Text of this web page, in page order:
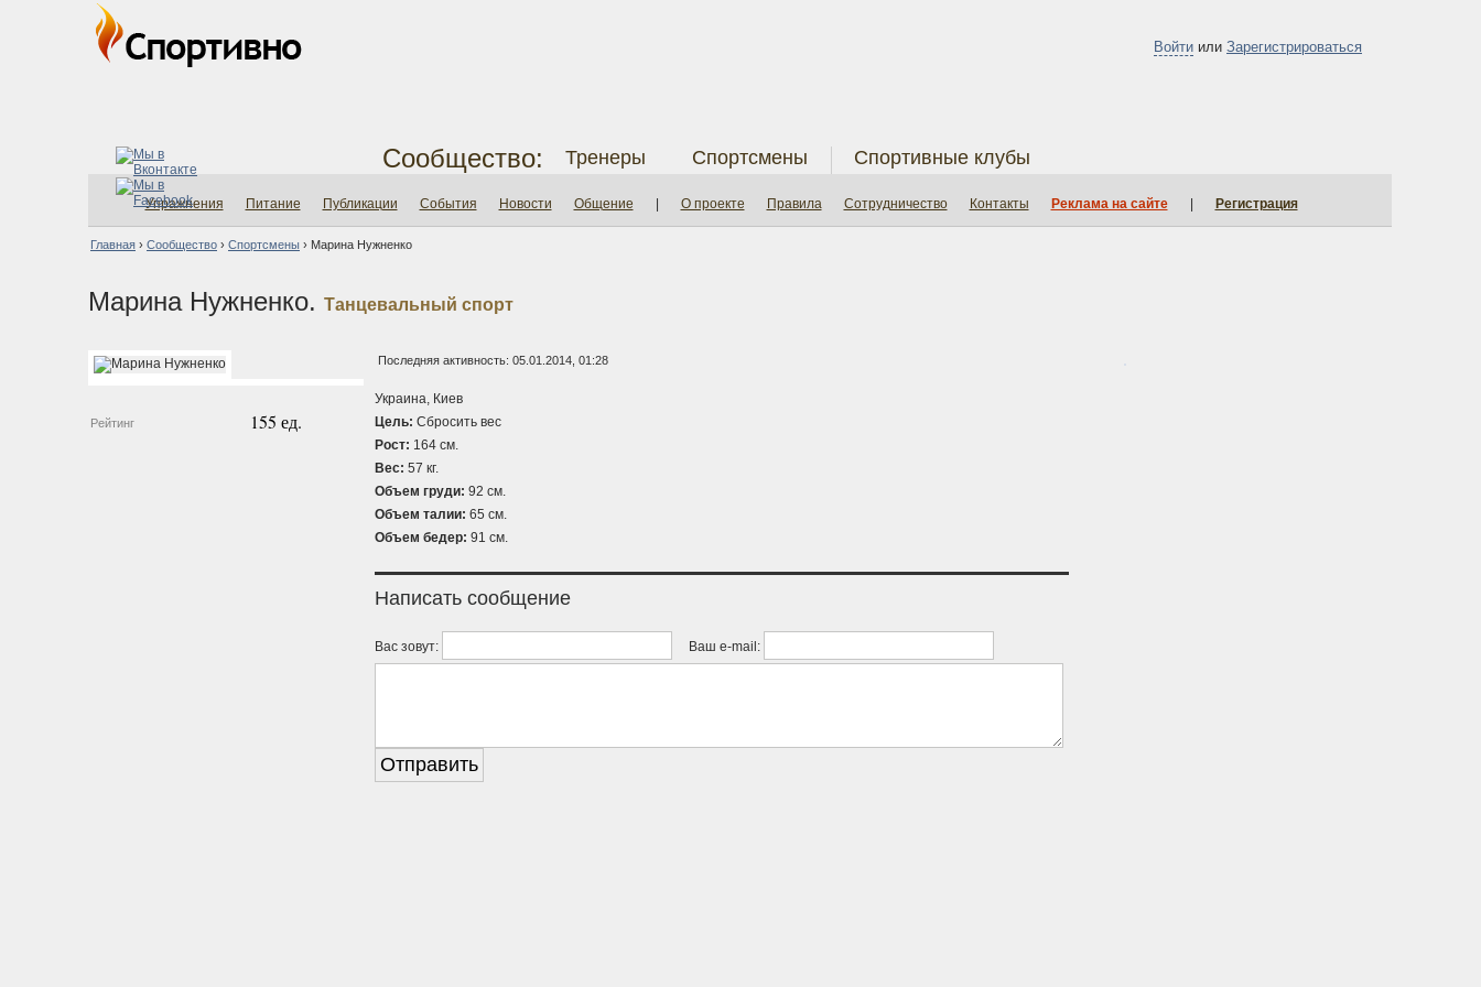
Войти или Зарегистрироваться
Сообщество: Тренеры Спортсмены Спортивные клубы
Упражнения Питание Публикации События Новости Общение О проекте Правила Сотрудничество Контакты Реклама на сайте Регистрация
Главная › Сообщество › Спортсмены › Марина Нужненко
Марина Нужненко. Танцевальный спорт
Рейтинг 155 ед.
Последняя активность: 05.01.2014, 01:28
Украина, Киев
Цель: Сбросить вес
Рост: 164 см.
Вес: 57 кг.
Объем груди: 92 см.
Объем талии: 65 см.
Объем бедер: 91 см.
Написать сообщение
Вас зовут: Ваш e-mail: